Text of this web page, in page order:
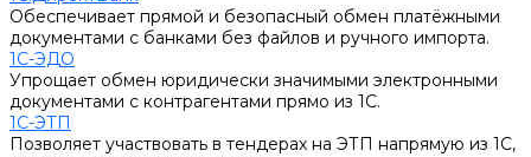
Обеспечивает прямой и безопасный обмен платёжными
документами с банками без файлов и ручного импорта.
1С-ЭДО
Упрощает обмен юридически значимыми электронными
документами с контрагентами прямо из 1С.
1С-ЭТП
Позволяет участвовать в тендерах на ЭТП напрямую из 1С,